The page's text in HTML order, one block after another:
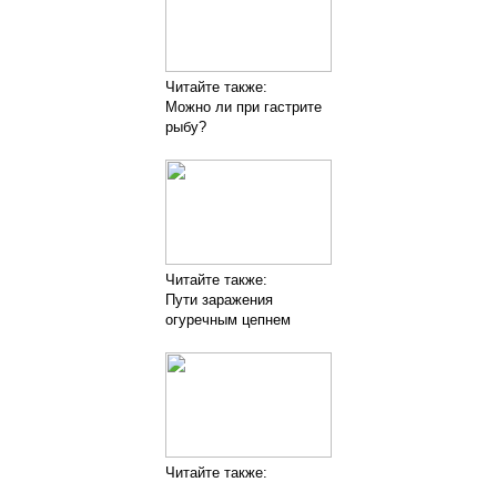
Читайте также:
Можно ли при гастрите
рыбу?
Читайте также:
Пути заражения
огуречным цепнем
Читайте также: